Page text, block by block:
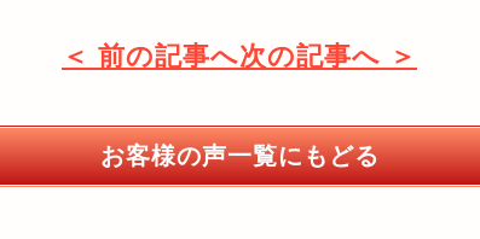
＜ 前の記事へ次の記事へ ＞
お客様の声一覧にもどる